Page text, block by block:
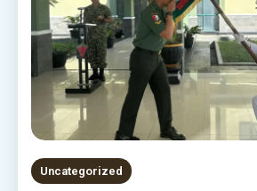
Uncategorized